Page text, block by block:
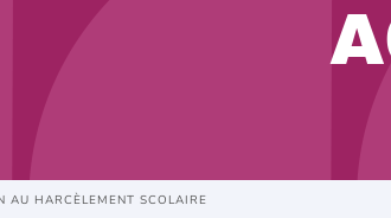
AU HARCÈLEMENT SCOLAIRE